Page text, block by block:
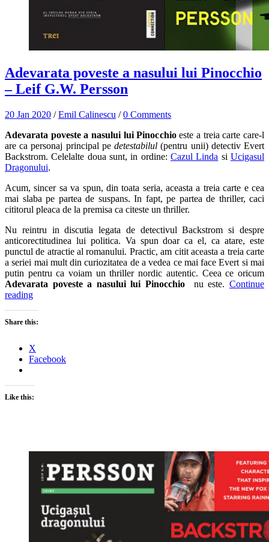
Adevarata poveste a nasului lui Pinocchio
– Leif G.W. Persson
20 Jan 2020 /Emil Calinescu /0 Comments
Adevarata poveste a nasului lui Pinocchioeste a treia carte care-l
are ca personaj principal pedetestabilul (pentru unii) detectiv Evert
Backstrom. Celelalte doua sunt, in ordine: Cazul Linda siUcigasul
Dragonului.
Acum, sincer sa va spun, din toata seria, aceasta a treia carte e cea
mai slaba pe partea de suspans. In fapt, pe partea de thriller, caci
cititorul pleaca de la premisa ca citeste un thriller.
Nu reintru in discutia legata de detectivul Backstrom si despre
anticorectitudinea lui politica. Va spun doar ca el, ca atare, este
punctul de atractie al romanului. Practic, am citit aceasta a treia carte
a seriei mai mult din curiozitatea de a vedea ce mai face Evert si mai
putin pentru ca voiam un thriller nordic autentic. Ceea ce oricum
Adevarata poveste a nasului lui Pinocchionu este.Continue
reading
Share this:
X
Facebook
Like this: